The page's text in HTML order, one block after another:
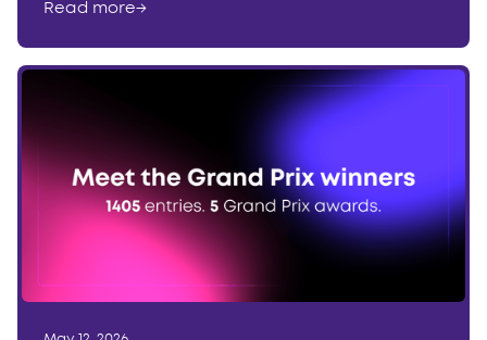
Read more→